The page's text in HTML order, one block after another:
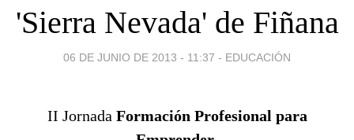
'Sierra Nevada' de Fiñana
06 DE JUNIO DE 2013 - 11:37 - EDUCACIÓN
II Jornada Formación Profesional para